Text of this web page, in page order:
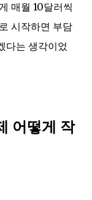
매월 10달러씩
시작하면 부담
다는 생각이었
어떻게 작